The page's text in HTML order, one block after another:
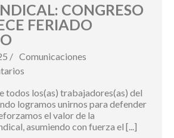
CONGRESO
FERIADO
/ Comunicaciones
todos los(as) trabajadores(as) del
logramos unirnos para defender
el valor de la
asumiendo con fuerza el [...]